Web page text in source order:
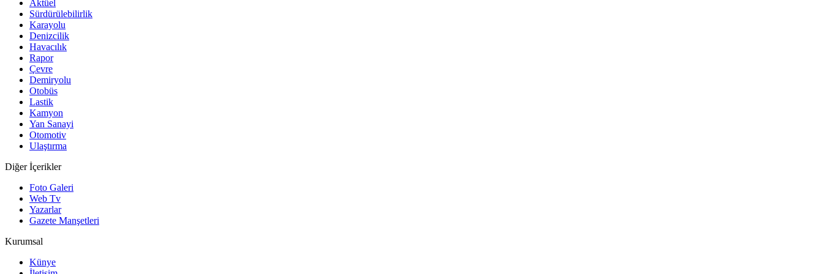
Aktüel
Sürdürülebilirlik
Karayolu
Denizcilik
Havacılık
Rapor
Çevre
Demiryolu
Otobüs
Lastik
Kamyon
Yan Sanayi
Otomotiv
Ulaştırma
Diğer İçerikler
Foto Galeri
Web Tv
Yazarlar
Gazete Manşetleri
Kurumsal
Künye